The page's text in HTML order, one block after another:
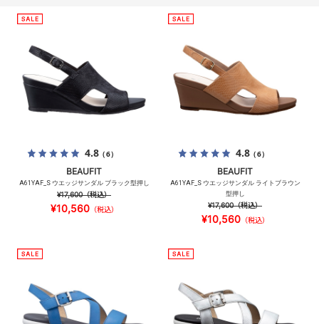
4.8（6）
BEAUFIT
A61YAF_S ウエッジサンダル ブラック型押し
¥17,600（税込）
¥10,560（税込）
4.8（6）
BEAUFIT
A61YAF_S ウエッジサンダル ライトブラウン
型押し
¥17,600（税込）
¥10,560（税込）